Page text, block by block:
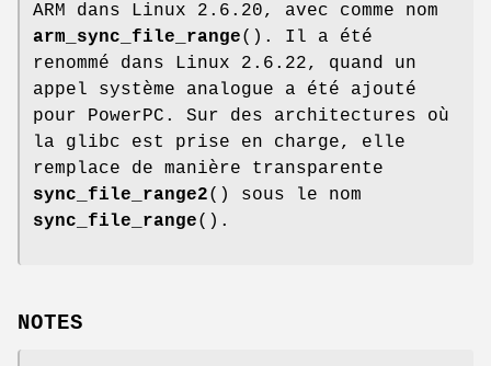
ARM dans Linux 2.6.20, avec comme nom
arm_sync_file_range(). Il a été
renommé dans Linux 2.6.22, quand un
appel système analogue a été ajouté
pour PowerPC. Sur des architectures où
la glibc est prise en charge, elle
remplace de manière transparente
sync_file_range2() sous le nom
sync_file_range().
NOTES